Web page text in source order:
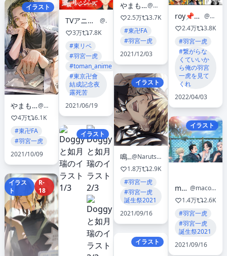
イラスト
やまもも yamamomo 💤
@mumumu_my
4万
6.1K
#東卍FA
#羽宮一虎
2021/10/09
イラス
ト
R-
18
TVアニメ『東京リベンジャーズ』公式@三天戦争編2026年放送🔥
@anime_toman
3万
7.8K
#東リベ
#羽宮一虎
#toman_anime
#東京卍會
結成記念夜
露死苦
2021/06/19
イラスト
やまもも yamamomo 💤
@mumumu_my
2.5万
3.7K
#東卍FA
#羽宮一虎
2021/12/03
イラスト
鳴月
@Narutsuki_
1.8万
2.9K
#羽宮一虎
#羽宮一虎
誕生祭2021
2021/09/16
イラスト
roy📌垢移動‼️new account
@NVGS400K
2.4万
3.8K
#羽宮一虎
#繋がらな
くていいか
ら俺の羽宮
一虎を見て
くれ
2022/04/03
イラスト
maco🍀
@macotoiuonna
1.4万
2.6K
#羽宮一虎
#羽宮一虎
誕生祭2021
2021/09/16